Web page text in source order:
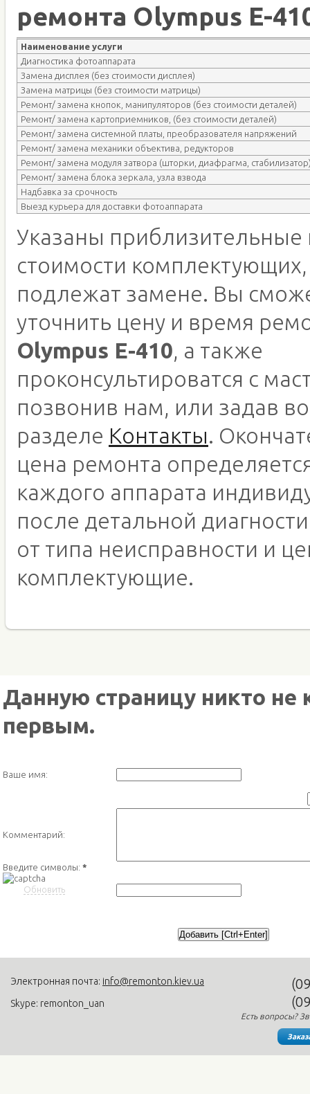
ремонта Olympus E-
Наименование услуги
Диагностика фотоаппарата
Замена дисплея (без стоимости дисплея)
Замена матрицы (без стоимости матрицы)
Ремонт/ замена кнопок, манипуляторов (без стоимости деталей)
Ремонт/ замена картоприемников, (без стоимости деталей)
Ремонт/ замена системной платы, преобразователя напряжений
Ремонт/ замена механики объектива, редукторов
Ремонт/ замена модуля затвора (шторки, диафрагма,
Ремонт/ замена блока зеркала, узла взвода
Надбавка за срочность
Выезд курьера для доставки фотоаппарата
Указаны приблизительные
стоимости
подлежат замене. Вы
уточнить цену и время
Olympus E-410, а также
проконсультироватся с
позвонив нам, или задав
разделе Контакты.
цена ремонта
каждого аппарата
после детальной
от типа неисправности и
комплектующие.
Данную страницу никто
первым.
Ваше имя:
Комментарий:
Введите символы: *
Обновить
Электронная почта: info@remonton.kiev.ua
Skype: remonton_uan
Есть вопросы?